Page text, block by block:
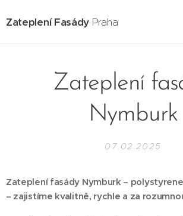
Zateplení Fasády Praha
Zateplení
Nymburk
07.02.2025
Zateplení fasády Nymburk –
– zajistíme kvalitně, rychle a za